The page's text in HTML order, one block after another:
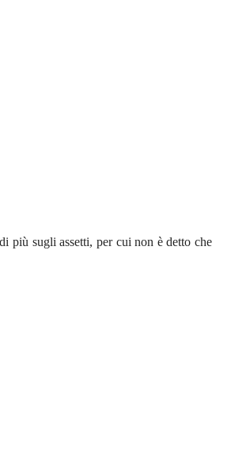
più sugli assetti, per cui non è detto che